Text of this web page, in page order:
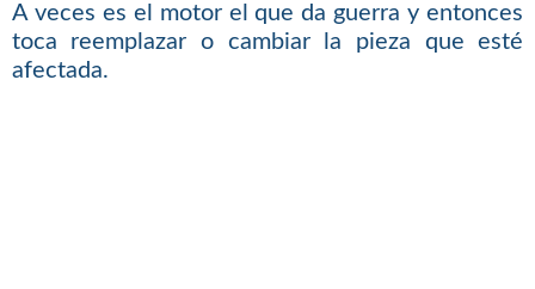
A veces es el motor el que da guerra y entonces
toca reemplazar o cambiar la pieza que esté
afectada.